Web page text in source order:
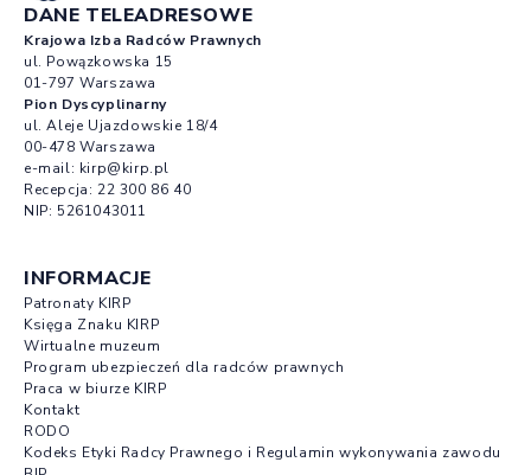
DANE TELEADRESOWE
Krajowa Izba Radców Prawnych
ul. Powązkowska 15
01-797 Warszawa
Pion Dyscyplinarny
ul. Aleje Ujazdowskie 18/4
00-478 Warszawa
e-mail: kirp@kirp.pl
Recepcja: 22 300 86 40
NIP: 5261043011
INFORMACJE
Patronaty KIRP
Księga Znaku KIRP
Wirtualne muzeum
Program ubezpieczeń dla radców prawnych
Praca w biurze KIRP
Kontakt
RODO
Kodeks Etyki Radcy Prawnego i Regulamin wykonywania zawodu